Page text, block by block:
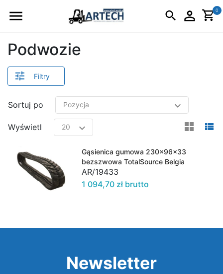
0
Podwozie
Filtry
Sortuj po
Wyświetl
Gąsienica gumowa 230x96x33
bezszwowa TotalSource Belgia
AR/19433
1 094,70 zł brutto
Newsletter